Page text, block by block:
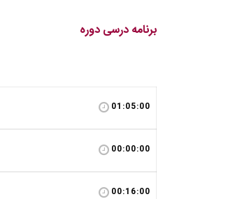
برنامه درسی دوره
01:05:00
00:00:00
00:16:00